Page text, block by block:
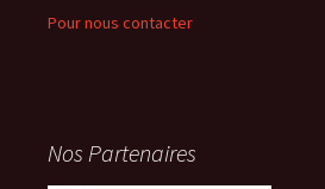
Pour nous contacter
Nos Partenaires